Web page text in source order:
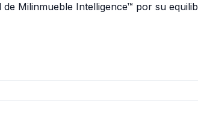
Milinmueble Intelligence™ por su